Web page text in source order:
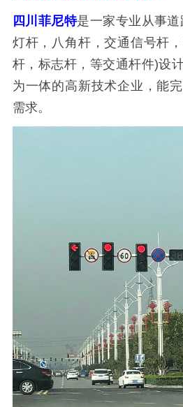
四川菲尼特是一家专业从事
灯杆，八角杆，交通信号杆
杆，标志杆，等交通杆件)设
为一体的高新技术企业，能
需求。